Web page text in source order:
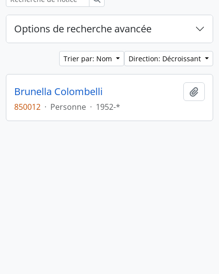
Options de recherche avancée
Trier par: Nom Direction: Décroissant
Brunella Colombelli
850012 · Personne · 1952-*